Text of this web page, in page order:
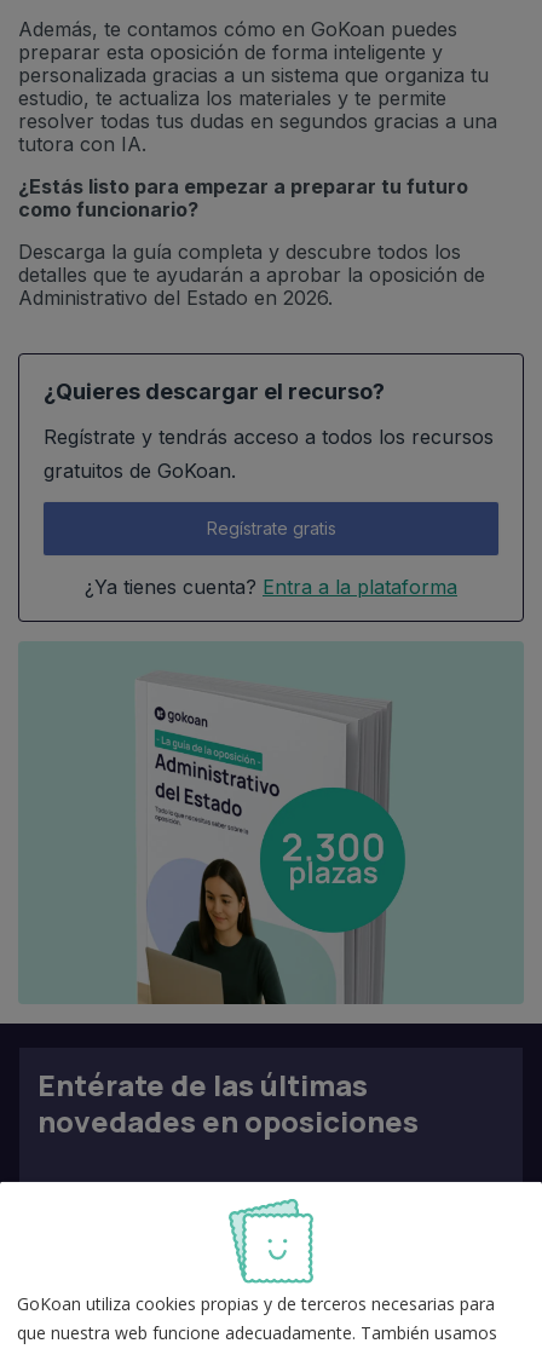
Además, te contamos cómo en GoKoan puedes
preparar esta oposición de forma inteligente y
personalizada gracias a un sistema que organiza tu
estudio, te actualiza los materiales y te permite
resolver todas tus dudas en segundos gracias a una
tutora con IA.
¿Estás listo para empezar a preparar tu futuro
como funcionario?
Descarga la guía completa y descubre todos los
detalles que te ayudarán a aprobar la oposición de
Administrativo del Estado en 2026.
¿Quieres descargar el recurso?
Regístrate y tendrás acceso a todos los recursos
gratuitos de GoKoan.
Regístrate gratis
¿Ya tienes cuenta? Entra a la plataforma
Entérate de las últimas
novedades en oposiciones
GoKoan utiliza cookies propias y de terceros necesarias para
que nuestra web funcione adecuadamente. También usamos